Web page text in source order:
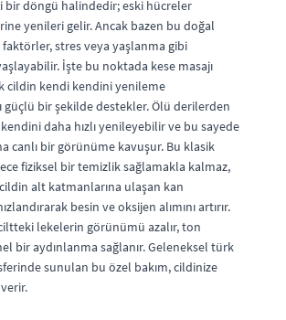
bir döngü halindedir; eski hücreler
yenileri gelir. Ancak bazen bu doğal
faktörler, stres veya yaşlanma gibi
İşte bu noktada kese masajı
cildin kendi kendini yenileme
güçlü bir şekilde destekler. Ölü derilerden
kendini daha hızlı yenileyebilir ve bu sayede
canlı bir görünüme kavuşur. Bu klasik
fiziksel bir temizlik sağlamakla kalmaz,
alt katmanlarına ulaşan kan
besin ve oksijen alımını artırır.
lekelerin görünümü azalır, ton
bir aydınlanma sağlanır. Geleneksel türk
sunulan bu özel bakım, cildinize